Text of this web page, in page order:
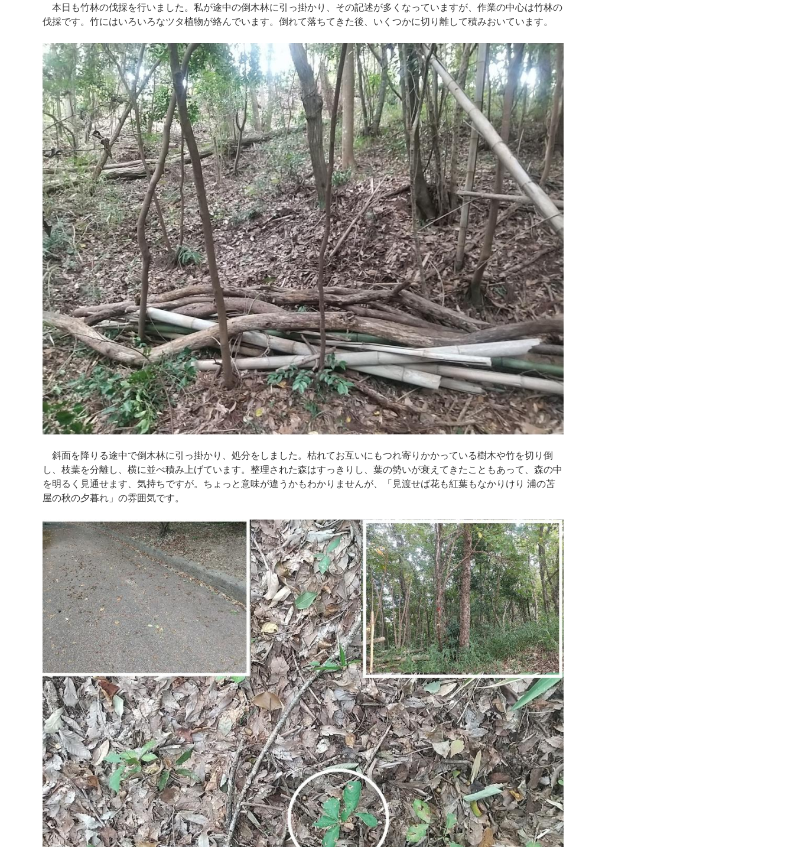
本日も竹林の伐採を行いました。私が途中の倒木林に引っ掛かり、その記述が多くなっていますが、作業の中心は竹林の
伐採です。竹にはいろいろなツタ植物が絡んでいます。倒れて落ちてきた後、いくつかに切り離して積みおいています。
斜面を降りる途中で倒木林に引っ掛かり、処分をしました。枯れてお互いにもつれ寄りかかっている樹木や竹を切り倒
し、枝葉を分離し、横に並べ積み上げています。整理された森はすっきりし、葉の勢いが衰えてきたこともあって、森の中
を明るく見通せます 、気持ちですが。ちょっと意味が違うかもわかりませんが、「見渡せば花も紅葉もなかりけり 浦の苫
屋の秋の夕暮れ」の雰囲気です。